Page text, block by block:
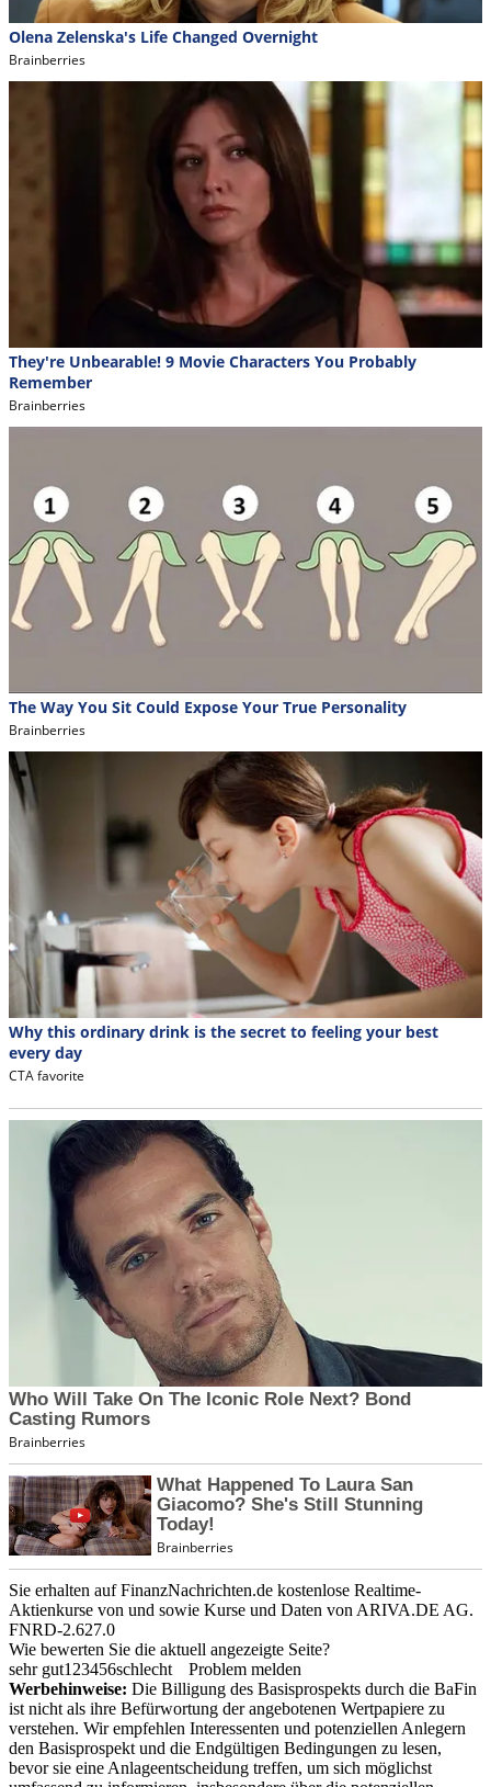
Sie erhalten auf FinanzNachrichten.de kostenlose Realtime-
Aktienkurse von und sowie Kurse und Daten vonARIVA.DE AG.
FNRD-2.627.0
Wie bewerten Sie die aktuell angezeigte Seite?
sehr gut123456schlecht
Problem melden
Werbehinweise: Die Billigung des Basisprospekts durch die BaFin
ist nicht als ihre Befürwortung der angebotenen Wertpapiere zu
verstehen. Wir empfehlen Interessenten und potenziellen Anlegern
den Basisprospekt und die Endgültigen Bedingungen zu lesen,
bevor sie eine Anlageentscheidung treffen, um sich möglichst